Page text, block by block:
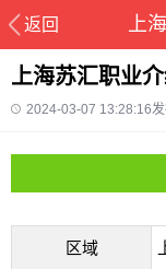
上海苏汇职业
2024-03-07 13:28:16
区域
返回 上